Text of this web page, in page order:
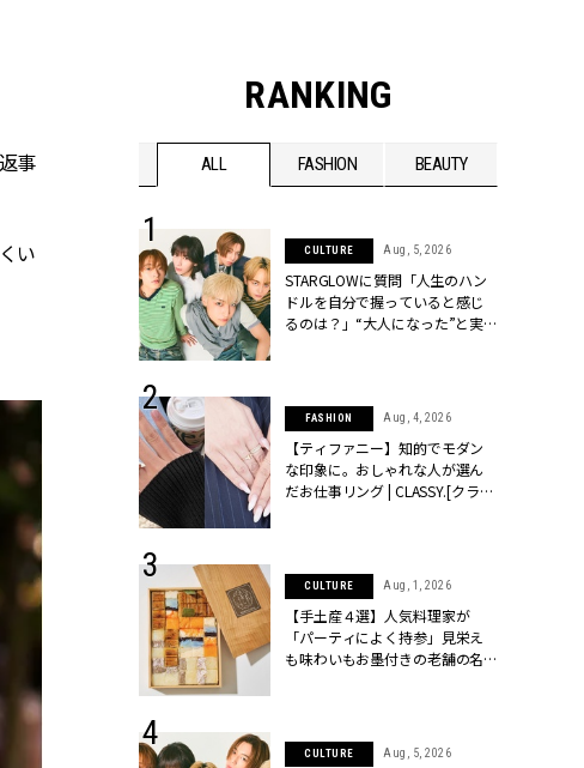
事
い
RANKING
ALL FASHION BEAUTY
Feb, 16, 2026
人気ブランドのリ
〜30代カップルの
| CLASSY.[クラッシ
Jun, 30, 2026
ュエリー】1つでも
つ！ポメラートの
ー」シリーズに注
クラッシィ]
CULTURE Aug, 5, 2026
STARGLOWに質問「人生のハン
ドルを自分で握っていると感じ
るのは？」“大️人になった”と実
FASHION Aug, 4, 2026
【ティファニー】知的でモダン
な印象に。おしゃれな人が選ん
だお仕事リング | CLASSY.[クラッ
CULTURE Aug, 1, 2026
【手土産４選】人気料理家が
「パーティによく持参」見栄え
も味わいもお墨付きの老舗の名
CULTURE Aug, 5, 2026